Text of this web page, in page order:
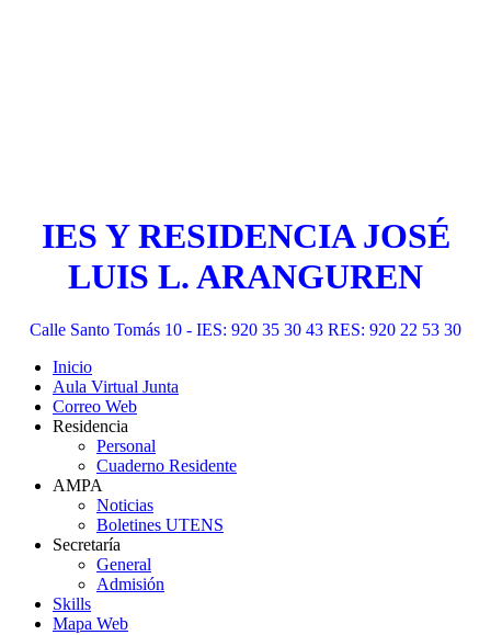
IES Y RESIDENCIA JOSÉ
LUIS L. ARANGUREN
Calle Santo Tomás 10 - IES: 920 35 30 43 RES: 920 22 53 30
Inicio
Aula Virtual Junta
Correo Web
Residencia
Personal
Cuaderno Residente
AMPA
Noticias
Boletines UTENS
Secretaría
General
Admisión
Skills
Mapa Web